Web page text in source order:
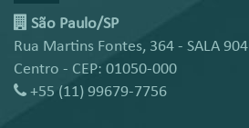
São Paulo/SP
Rua Martins Fontes, 364 - SALA 904
Centro - CEP: 01050-000
+55 (11) 99679-7756